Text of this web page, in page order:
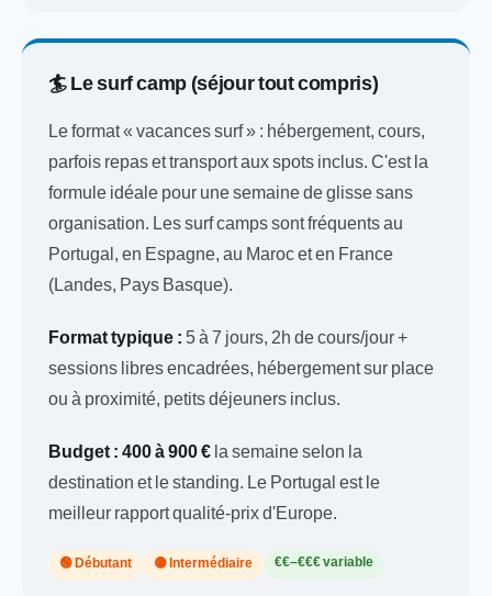
🏄 Le surf camp (séjour tout compris)
Le format « vacances surf » : hébergement, cours,
parfois repas et transport aux spots inclus. C'est la
formule idéale pour une semaine de glisse sans
organisation. Les surf camps sont fréquents au
Portugal, en Espagne, au Maroc et en France
(Landes, Pays Basque).
Format typique : 5 à 7 jours, 2h de cours/jour +
sessions libres encadrées, hébergement sur place
ou à proximité, petits déjeuners inclus.
Budget :400 à 900 €la semaine selon la
destination et le standing. Le Portugal est le
meilleur rapport qualité-prix d'Europe.
🟢 Débutant 🟡 Intermédiaire €€–€€€ variable